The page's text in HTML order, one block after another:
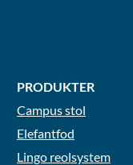
PRODUKTER
Campus stol
Elefantfod
Lingo reolsystem